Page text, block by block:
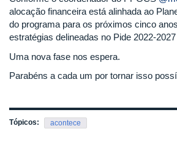
alocação financeira está alinhada ao
do programa para os próximos cinco
estratégias delineadas no Pide 2022-
Uma nova fase nos espera.
Parabéns a cada um por tornar isso
Tópicos: acontece